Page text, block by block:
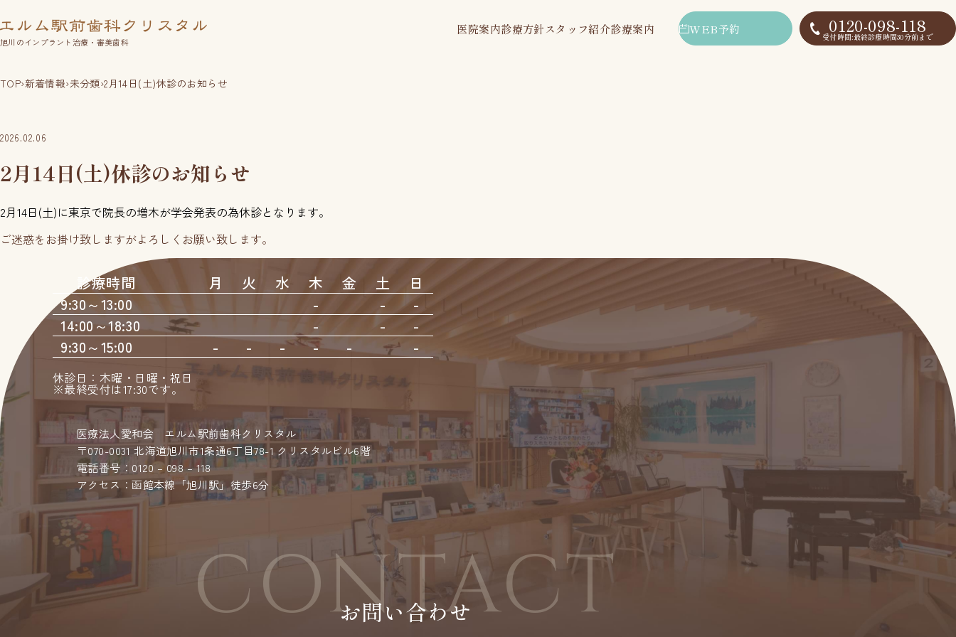
旭川のインプラント治療・審美歯科
医院案内診療方針スタッフ紹介診療案内 WEB予約 0120-098-118
受付時間:最終診療時間30分前まで
TOP›新着情報›未分類›2月14日(土)休診のお知らせ
2026.02.06
2月14日(土)休診のお知らせ
2月14日(土)に東京で院長の増木が学会発表の為休診となります。
ご迷惑をお掛け致しますがよろしくお願い致します。
診療時間 月 火 水 木 金 土
日
9:30～13:00
- -
-
14:00～18:30
- -
-
9:30～15:00
- - - - - -
休診日：木曜・日曜・祝日
※最終受付は17:30です。
医療法人愛和会 エルム駅前歯科クリスタル
〒070-0031 北海道旭川市1条通6丁目78-1 クリスタルビル6階
電話番号：0120 – 098 – 118
アクセス：函館本線「旭川駅」徒歩6分
CONTACT
お問い合わせ